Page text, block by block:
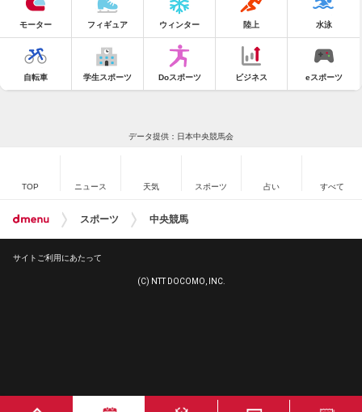
モーター フィギュア ウィンター 陸上 水泳
自転車 学生スポーツ Doスポーツ ビジネス eスポーツ
データ提供：日本中央競馬会
TOP ニュース 天気 スポーツ 占い すべて
スポーツ 中央競馬
サイトご利用にあたって
(C) NTT DOCOMO, INC.